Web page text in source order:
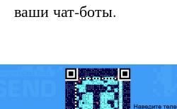
ваши чат-боты.